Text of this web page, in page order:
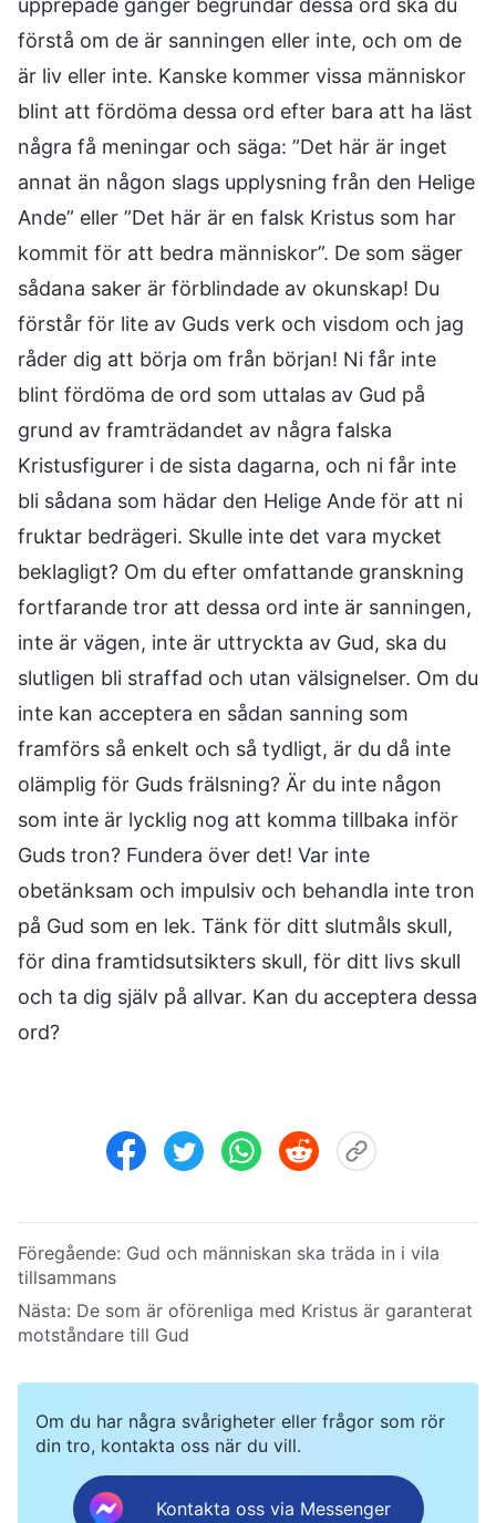
upprepade gånger begrundar dessa ord ska du
förstå om de är sanningen eller inte, och om de
är liv eller inte. Kanske kommer vissa människor
blint att fördöma dessa ord efter bara att ha läst
några få meningar och säga: ”Det här är inget
annat än någon slags upplysning från den Helige
Ande” eller ”Det här är en falsk Kristus som har
kommit för att bedra människor”. De som säger
sådana saker är förblindade av okunskap! Du
förstår för lite av Guds verk och visdom och jag
råder dig att börja om från början! Ni får inte
blint fördöma de ord som uttalas av Gud på
grund av framträdandet av några falska
Kristusfigurer i de sista dagarna, och ni får inte
bli sådana som hädar den Helige Ande för att ni
fruktar bedrägeri. Skulle inte det vara mycket
beklagligt? Om du efter omfattande granskning
fortfarande tror att dessa ord inte är sanningen,
inte är vägen, inte är uttryckta av Gud, ska du
slutligen bli straffad och utan välsignelser. Om du
inte kan acceptera en sådan sanning som
framförs så enkelt och så tydligt, är du då inte
olämplig för Guds frälsning? Är du inte någon
som inte är lycklig nog att komma tillbaka inför
Guds tron? Fundera över det! Var inte
obetänksam och impulsiv och behandla inte tron
på Gud som en lek. Tänk för ditt slutmåls skull,
för dina framtidsutsikters skull, för ditt livs skull
och ta dig själv på allvar. Kan du acceptera dessa
ord?
Föregående: Gud och människan ska träda in i vila
tillsammans
Nästa: De som är oförenliga med Kristus är garanterat
motståndare till Gud
Om du har några svårigheter eller frågor som rör
din tro, kontakta oss när du vill.
Kontakta oss via Messenger